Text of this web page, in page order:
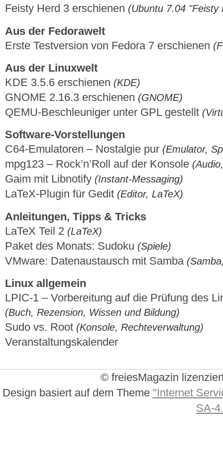
Feisty Herd 3 erschienen (Ubuntu 7.04 "Feisty
Aus der Fedorawelt
Erste Testversion von Fedora 7 erschienen
Aus der Linuxwelt
KDE 3.5.6 erschienen (KDE)
GNOME 2.16.3 erschienen (GNOME)
QEMU-Beschleuniger unter GPL gestellt
Software-Vorstellungen
C64-Emulatoren – Nostalgie pur (Emulator,
mpg123 – Rock’n’Roll auf der Konsole
Gaim mit Libnotify (Instant-Messaging)
LaTeX-Plugin für Gedit (Editor, LaTeX)
Anleitungen, Tipps & Tricks
LaTeX Teil 2 (LaTeX)
Paket des Monats: Sudoku (Spiele)
VMware: Datenaustausch mit Samba
Linux allgemein
LPIC-1 – Vorbereitung auf die Prüfung des
(Buch, Rezension, Wissen und Bildung)
Sudo vs. Root (Konsole, Rechteverwaltung)
Veranstaltungskalender
© freiesMagazin
Design basiert auf dem Theme "Internet
SA-